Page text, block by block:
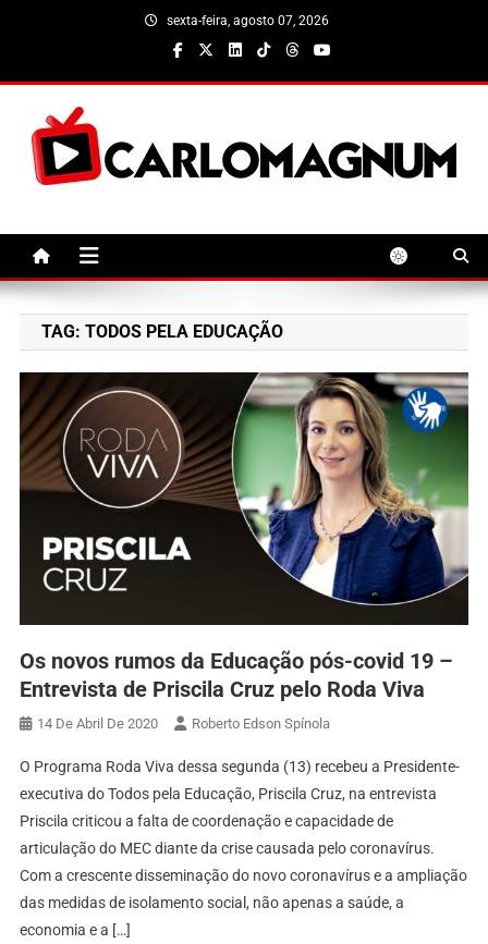
sexta-feira, agosto 07, 2026
TAG: TODOS PELA EDUCAÇÃO
Os novos rumos da Educação pós-covid 19 –
Entrevista de Priscila Cruz pelo Roda Viva
14 De Abril De 2020 Roberto Edson Spínola
O Programa Roda Viva dessa segunda (13) recebeu a Presidente-
executiva do Todos pela Educação, Priscila Cruz, na entrevista
Priscila criticou a falta de coordenação e capacidade de
articulação do MEC diante da crise causada pelo coronavírus.
Com a crescente disseminação do novo coronavírus e a ampliação
das medidas de isolamento social, não apenas a saúde, a
economia e a […]